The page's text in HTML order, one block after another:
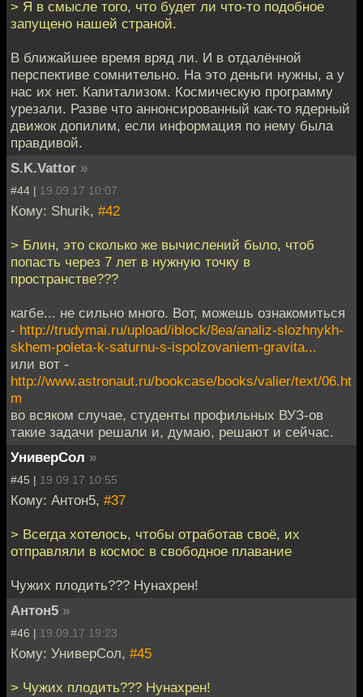
> Я в смысле того, что будет ли что-то подобное
запущено нашей страной.
В ближайшее время вряд ли. И в отдалённой
перспективе сомнительно. На это деньги нужны, а у
нас их нет. Капитализом. Космическую программу
урезали. Разве что аннонсированный как-то ядерный
движок допилим, если информация по нему была
правдивой.
S.K.Vattor »
#44 | 19.09.17 10:07
Кому: Shurik, #42
> Блин, это сколько же вычислений было, чтоб
попасть через 7 лет в нужную точку в
пространстве???
кагбе... не сильно много. Вот, можешь ознакомиться
- http://trudymai.ru/upload/iblock/8ea/analiz-slozhnykh-
skhem-poleta-k-saturnu-s-ispolzovaniem-gravita...
или вот -
http://www.astronaut.ru/bookcase/books/valier/text/06.ht
m
во всяком случае, студенты профильных ВУЗ-ов
такие задачи решали и, думаю, решают и сейчас.
УниверСол »
#45 | 19.09.17 10:55
Кому: Антон5, #37
> Всегда хотелось, чтобы отработав своё, их
отправляли в космос в свободное плавание
Чужих плодить??? Нунахрен!
Антон5 »
#46 | 19.09.17 19:23
Кому: УниверСол, #45
> Чужих плодить??? Нунахрен!